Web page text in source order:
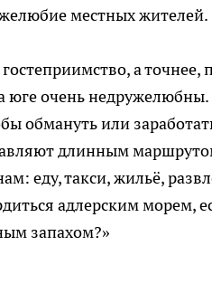
местных жителей.
а точнее,
юге очень
обмануть или
длинным
еду, такси, жильё,
адлерским морем,
запахом?»